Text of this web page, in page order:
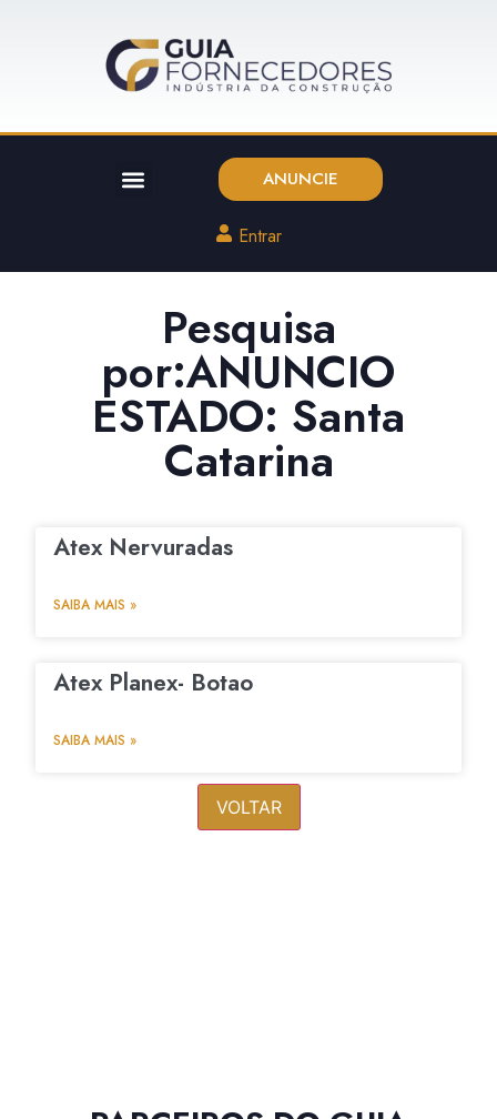
ANUNCIE
Entrar
Pesquisa
por:ANUNCIO
ESTADO: Santa
Catarina
Atex Nervuradas
SAIBA MAIS »
Atex Planex- Botao
SAIBA MAIS »
VOLTAR